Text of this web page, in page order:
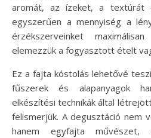
aromát, az ízeket, a textúrát
egyszerűen a mennyiség a
érzékszerveinket
elemezzük a fogyasztott ételt
Ez a fajta kóstolás lehetővé
fűszerek és alapanyagok
elkészítési technikák által
felismerjük. A degusztáció nem
hanem egyfajta